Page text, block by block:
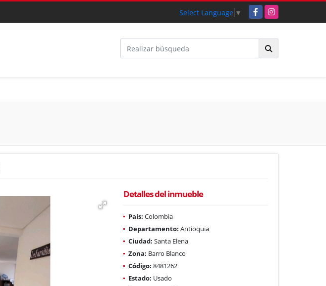
Select Language ▼ FacebookInstagram
Detalles del inmueble
País: Colombia
Departamento: Antioquia
Ciudad: Santa Elena
Zona: Barro Blanco
Código: 8481262
Estado: Usado